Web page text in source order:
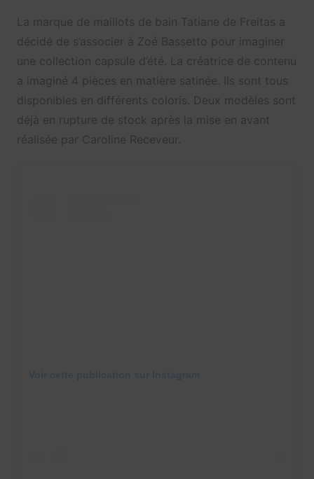
La marque de maillots de bain Tatiane de Freitas a
décidé de s’associer à Zoé Bassetto pour imaginer
une collection capsule d’été. La créatrice de contenu
a imaginé 4 pièces en matière satinée. Ils sont tous
disponibles en différents coloris. Deux modèles sont
déjà en rupture de stock après la mise en avant
réalisée par Caroline Receveur.